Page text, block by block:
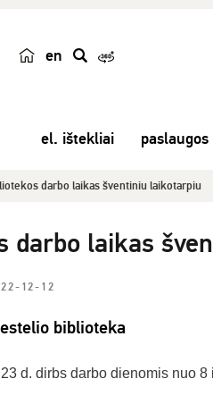
en
e
k
el. ištekliai paslaugos
darbo laikas šventiniu laikotarpiu
darbo laikas
12-12
biblioteka
d. dirbs darbo dienomis nuo